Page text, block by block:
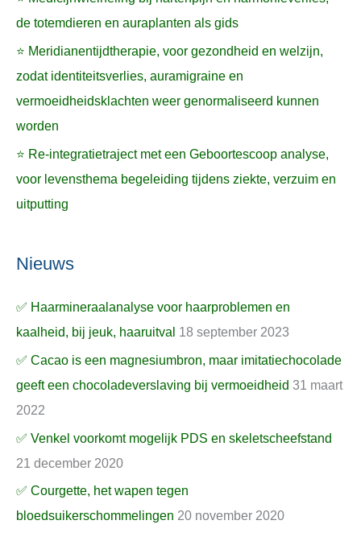
de totemdieren en auraplanten als gids
⭐ Meridianentijdtherapie, voor gezondheid en welzijn,
zodat identiteitsverlies, auramigraine en
vermoeidheidsklachten weer genormaliseerd kunnen
worden
⭐ Re-integratietraject met een Geboortescoop analyse,
voor levensthema begeleiding tijdens ziekte, verzuim en
uitputting
Nieuws
✅ Haarmineraalanalyse voor haarproblemen en
kaalheid, bij jeuk, haaruitval 18 september 2023
✅ Cacao is een magnesiumbron, maar imitatiechocolade
geeft een chocoladeverslaving bij vermoeidheid 31 maart
2022
✅ Venkel voorkomt mogelijk PDS en skeletscheefstand
21 december 2020
✅ Courgette, het wapen tegen
bloedsuikerschommelingen 20 november 2020